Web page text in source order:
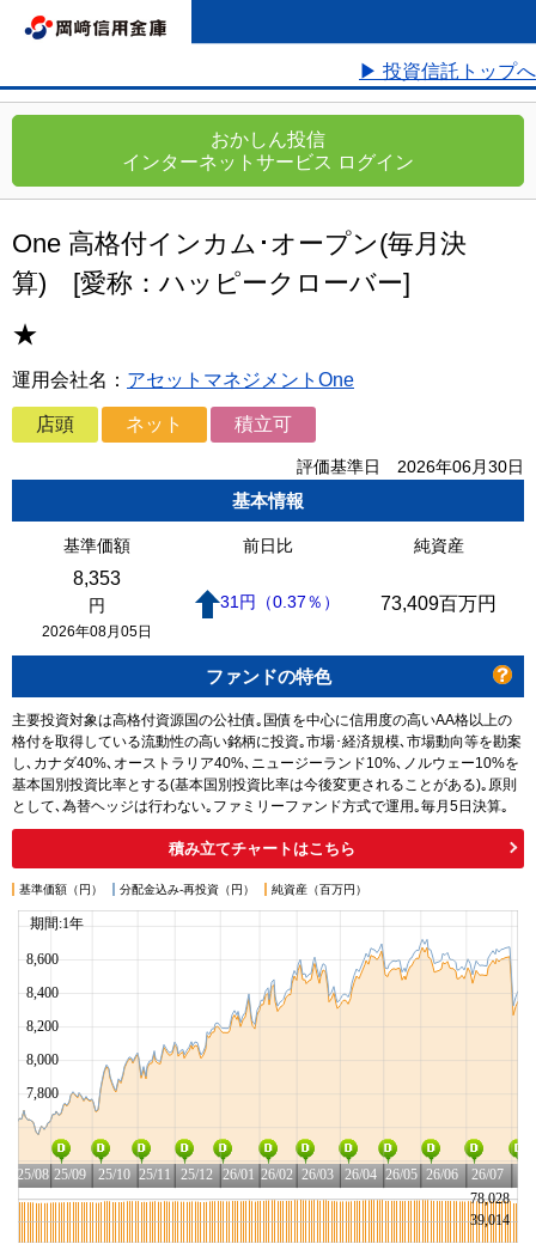
▶ 投資信託トップへ
おかしん投信
インターネットサービス ログイン
One 高格付インカム･オープン(毎月決
算) [愛称：ハッピークローバー]
★
運用会社名： アセットマネジメントOne
店頭 ネット 積立可
評価基準日 2026年06月30日
基本情報
基準価額 前日比 純資産
8,353
円
2026年08月05日
31 円 （0.37％ ） 73,409百万円
ファンドの特色
主要投資対象は高格付資源国の公社債｡国債を中心に信用度の高いAA格以上の
格付を取得している流動性の高い銘柄に投資｡市場･経済規模､市場動向等を勘案
し､カナダ40%､オーストラリア40%､ニュージーランド10%､ノルウェー10%を
基本国別投資比率とする(基本国別投資比率は今後変更されることがある)｡原則
として､為替ヘッジは行わない｡ファミリーファンド方式で運用｡毎月5日決算｡
積み立てチャートはこちら
基準価額（円） 分配金込み-再投資（円） 純資産（百万円）